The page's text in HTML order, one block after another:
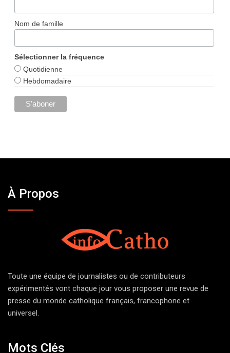
Nom de famille
Sélectionner la fréquence
Quotidienne
Hebdomadaire
À Propos
Toute une équipe de journalistes ou de contributeurs
expérimentés vont chaque jour vous proposer une revue de
presse du monde catholique français, francophone et
universel.
Mots Clés